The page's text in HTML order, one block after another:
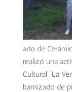
ado de
realizó una
Cultural “La
barnizado de